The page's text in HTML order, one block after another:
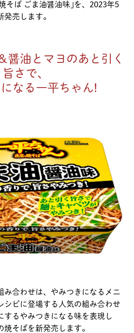
そば ごま油醤油味｣を、2023年5
売します。
醤油とマヨのあと引く
旨さで、
なる一平ちゃん!
み合わせは、やみつきになるメニ
シピに登場する人気の組み合わせ
するやみつきになる味を表現し
そばを新発売します。